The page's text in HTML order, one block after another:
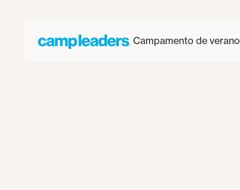
Campamento de verano